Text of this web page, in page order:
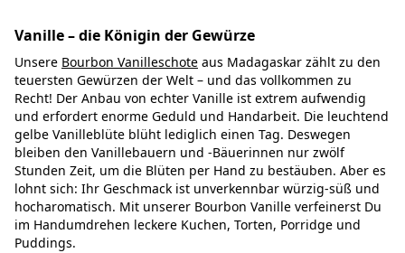
Vanille – die Königin der Gewürze
Unsere Bourbon Vanilleschote aus Madagaskar zählt zu den
teuersten Gewürzen der Welt – und das vollkommen zu
Recht! Der Anbau von echter Vanille ist extrem aufwendig
und erfordert enorme Geduld und Handarbeit. Die leuchtend
gelbe Vanilleblüte blüht lediglich einen Tag. Deswegen
bleiben den Vanillebauern und -Bäuerinnen nur zwölf
Stunden Zeit, um die Blüten per Hand zu bestäuben. Aber es
lohnt sich: Ihr Geschmack ist unverkennbar würzig-süß und
hocharomatisch. Mit unserer Bourbon Vanille verfeinerst Du
im Handumdrehen leckere Kuchen, Torten, Porridge und
Puddings.